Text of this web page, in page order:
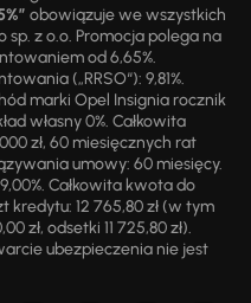
obowiązuje we wszystkich
z o.o. Promocja polega na
od 6,65%.
(„RRSO“): 9,81%.
marki Opel Insignia rocznik
własny 0%. Całkowita
zł, 60 miesięcznych rat
umowy: 60 miesięcy.
Całkowita kwota do
kredytu: 12 765,80 zł (w tym
zł, odsetki 11 725,80 zł).
ubezpieczenia nie jest